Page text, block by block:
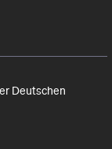
Deutschen